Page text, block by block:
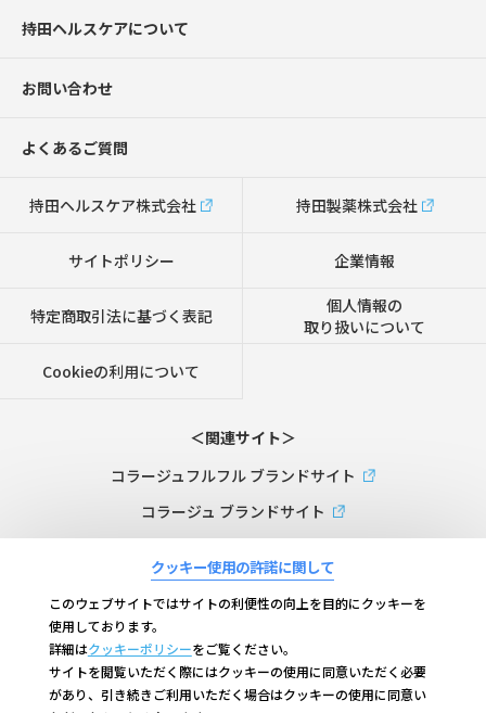
持田ヘルスケアについて
お問い合わせ
よくあるご質問
持田ヘルスケア株式会社 持田製薬株式会社
サイトポリシー 企業情報
特定商取引法に基づく表記
個人情報の
取り扱いについて
Cookieの利用について
＜関連サイト＞
コラージュフルフル ブランドサイト
コラージュ ブランドサイト
ビーケーエイジ（B.K.AGE）ブランドサイト
コラージュリペア ブランドサイト
コラージュフルフルプラス ブランドサイト
クッキー使用の許諾に関して
このウェブサイトではサイトの利便性の向上を目的にクッキーを
使用しております。
詳細はクッキーポリシーをご覧ください。
サイトを閲覧いただく際にはクッキーの使用に同意いただく必要
があり、引き続きご利用いただく場合はクッキーの使用に同意い